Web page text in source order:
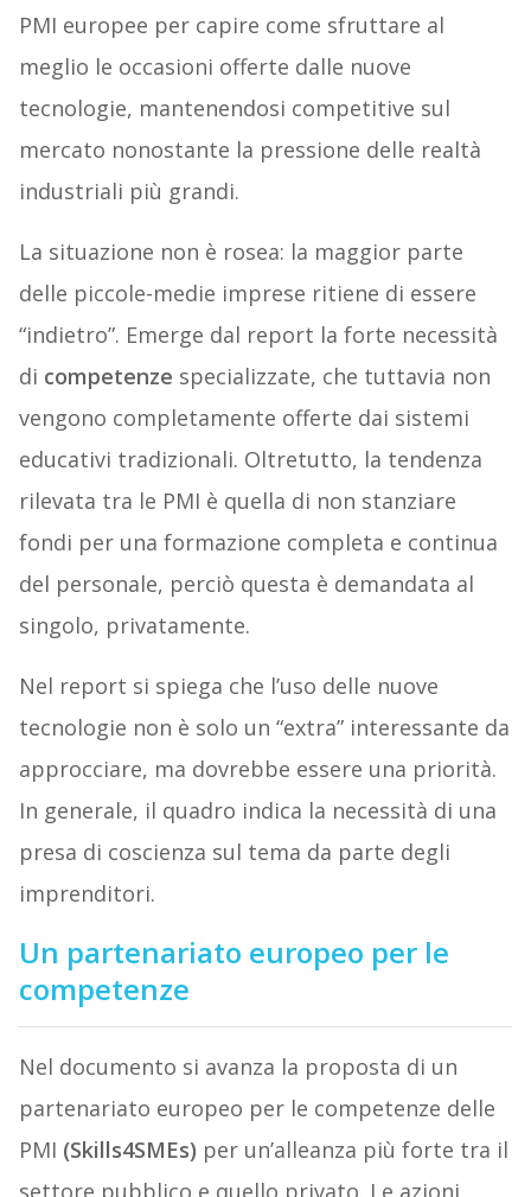
PMI europee per capire come sfruttare al
meglio le occasioni offerte dalle nuove
tecnologie, mantenendosi competitive sul
mercato nonostante la pressione delle realtà
industriali più grandi.
La situazione non è rosea: la maggior parte
delle piccole-medie imprese ritiene di essere
“indietro”. Emerge dal report la forte necessità
di competenze specializzate, che tuttavia non
vengono completamente offerte dai sistemi
educativi tradizionali. Oltretutto, la tendenza
rilevata tra le PMI è quella di non stanziare
fondi per una formazione completa e continua
del personale, perciò questa è demandata al
singolo, privatamente.
Nel report si spiega che l’uso delle nuove
tecnologie non è solo un “extra” interessante da
approcciare, ma dovrebbe essere una priorità.
In generale, il quadro indica la necessità di una
presa di coscienza sul tema da parte degli
imprenditori.
Un partenariato europeo per le
competenze
Nel documento si avanza la proposta di un
partenariato europeo per le competenze delle
PMI (Skills4SMEs) per un’alleanza più forte tra il